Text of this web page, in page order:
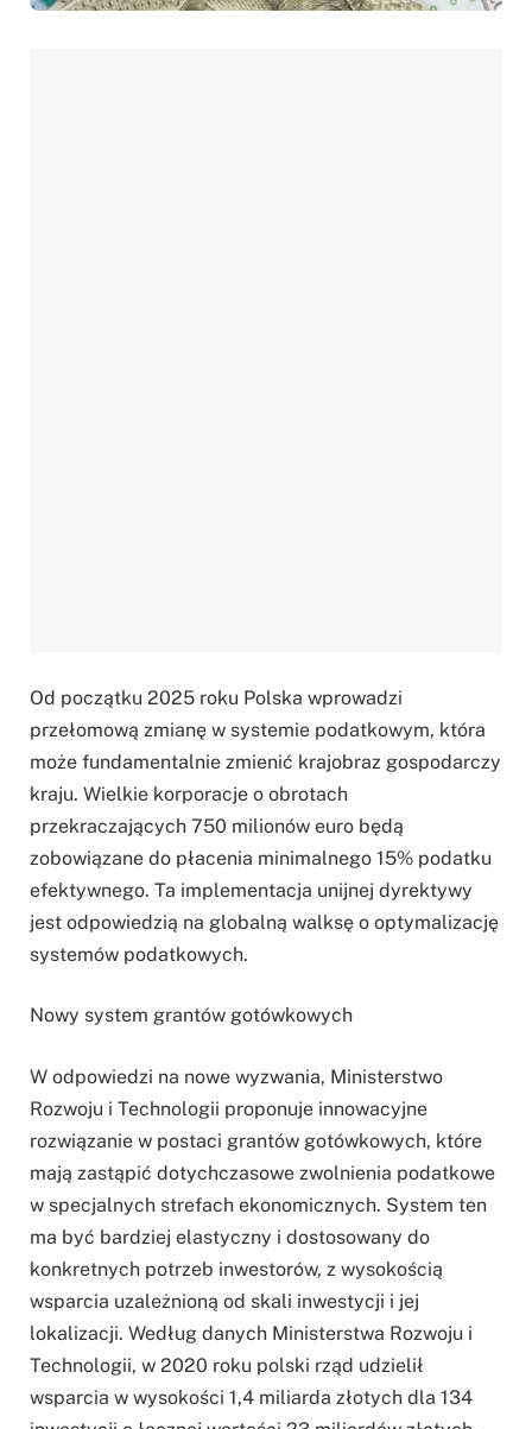
Od początku 2025 roku Polska wprowadzi
przełomową zmianę w systemie podatkowym, która
może fundamentalnie zmienić krajobraz gospodarczy
kraju. Wielkie korporacje o obrotach
przekraczających 750 milionów euro będą
zobowiązane do płacenia minimalnego 15% podatku
efektywnego. Ta implementacja unijnej dyrektywy
jest odpowiedzią na globalną walksę o optymalizację
systemów podatkowych.
Nowy system grantów gotówkowych
W odpowiedzi na nowe wyzwania, Ministerstwo
Rozwoju i Technologii proponuje innowacyjne
rozwiązanie w postaci grantów gotówkowych, które
mają zastąpić dotychczasowe zwolnienia podatkowe
w specjalnych strefach ekonomicznych. System ten
ma być bardziej elastyczny i dostosowany do
konkretnych potrzeb inwestorów, z wysokością
wsparcia uzależnioną od skali inwestycji i jej
lokalizacji. Według danych Ministerstwa Rozwoju i
Technologii, w 2020 roku polski rząd udzielił
wsparcia w wysokości 1,4 miliarda złotych dla 134